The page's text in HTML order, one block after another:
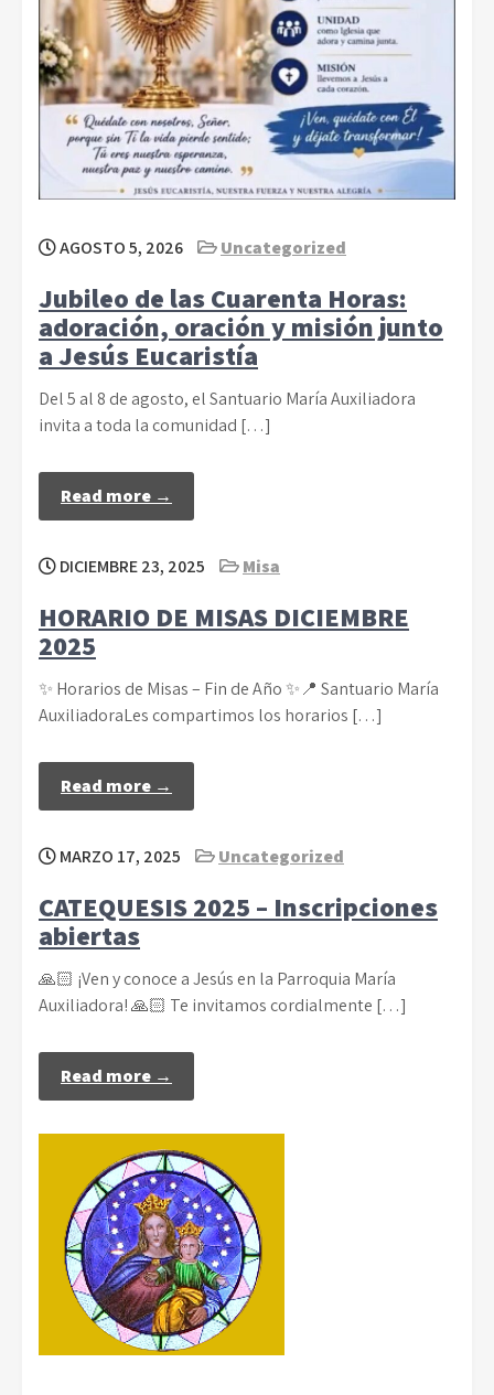
AGOSTO 5, 2026 Uncategorized
Jubileo de las Cuarenta Horas:
adoración, oración y misión junto
a Jesús Eucaristía
Del 5 al 8 de agosto, el Santuario María Auxiliadora
invita a toda la comunidad […]
Read more →
DICIEMBRE 23, 2025 Misa
HORARIO DE MISAS DICIEMBRE
2025
✨ Horarios de Misas – Fin de Año ✨📍 Santuario María
AuxiliadoraLes compartimos los horarios […]
Read more →
MARZO 17, 2025 Uncategorized
CATEQUESIS 2025 – Inscripciones
abiertas
🙏🏻 ¡Ven y conoce a Jesús en la Parroquia María
Auxiliadora! 🙏🏻 Te invitamos cordialmente […]
Read more →